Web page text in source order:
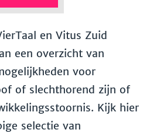
en Vitus Zuid
een overzicht van
voor
of slechthorend zijn of
Kijk hier
selectie van